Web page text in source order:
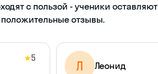
с пользой - ученики оставляют
положительные отзывы.
★5
Л
Леонид